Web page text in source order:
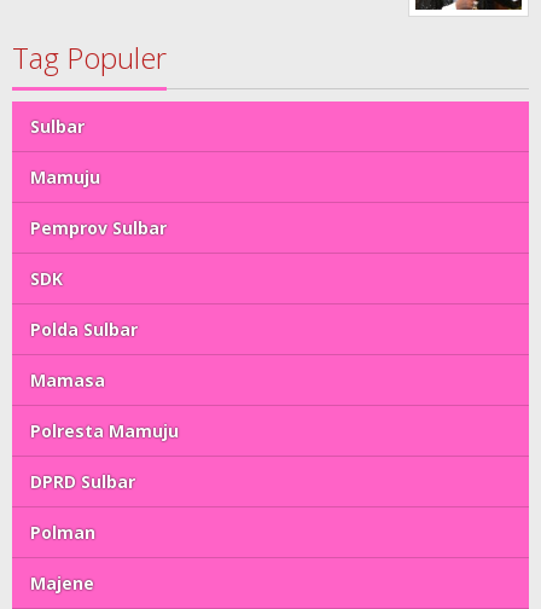
Tag Populer
Sulbar
Mamuju
Pemprov Sulbar
SDK
Polda Sulbar
Mamasa
Polresta Mamuju
DPRD Sulbar
Polman
Majene